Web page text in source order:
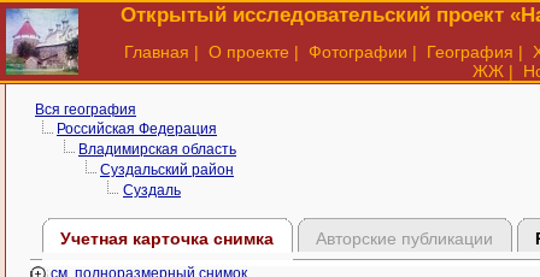
Открытый исследовательский проект
Главная | О проекте | Фотографии | География |
ЖЖ |
Вся география
Российская Федерация
Владимирская область
Суздальский район
Суздаль
Учетная карточка снимка Авторские публикации
см. полноразмерный снимок